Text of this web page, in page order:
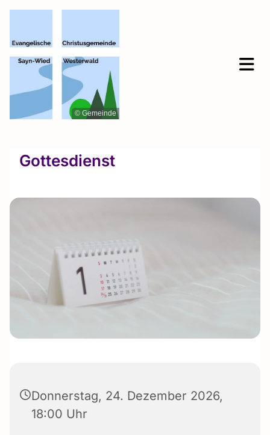
© Gemeinde
Gottesdienst
Donnerstag, 24. Dezember 2026,
18:00 Uhr